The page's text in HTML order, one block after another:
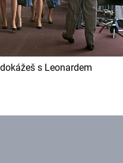
s Leonardem